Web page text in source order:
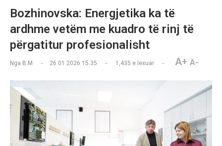
Bozhinovska: Energjetika ka të
ardhme vetëm me kuadro të rinj të
përgatitur profesionalisht
Nga B.M 26.01.2026 15:35 1,435 e lexuar A+ A-